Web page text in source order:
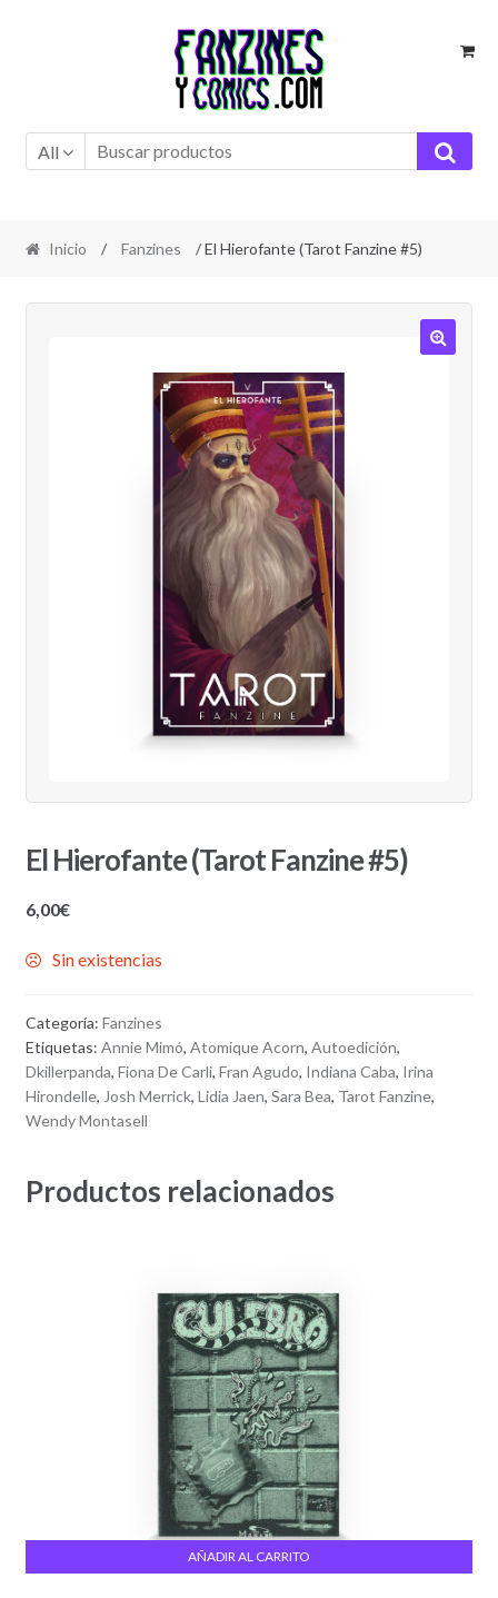
All
Inicio / Fanzines / El Hierofante (Tarot Fanzine #5)
El Hierofante (Tarot Fanzine #5)
6,00€
Sin existencias
Categoría: Fanzines
Etiquetas: Annie Mimó, Atomique Acorn, Autoedición,
Dkillerpanda, Fiona De Carli, Fran Agudo, Indiana Caba, Irina
Hirondelle, Josh Merrick, Lidia Jaen, Sara Bea, Tarot Fanzine,
Wendy Montasell
Productos relacionados
AÑADIR AL CARRITO